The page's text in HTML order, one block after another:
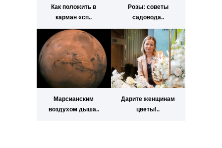
Как положить в
карман «сп..
Розы: советы
садовода..
Марсианским
воздухом дыша..
Дарите женщинам
цветы!..